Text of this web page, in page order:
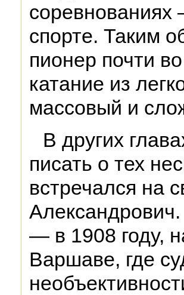
спорте. Таким
пионер почти
катание из
массовый и
В других
писать о тех
встречался на
Александрович.
— в 1908 году,
Варшаве, где